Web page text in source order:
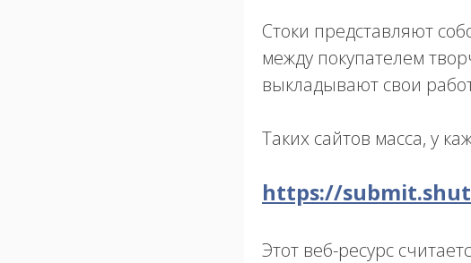
Стоки представляют
между покупателем
выкладывают свои
Таких сайтов масса, у
https://
Этот веб-ресурс